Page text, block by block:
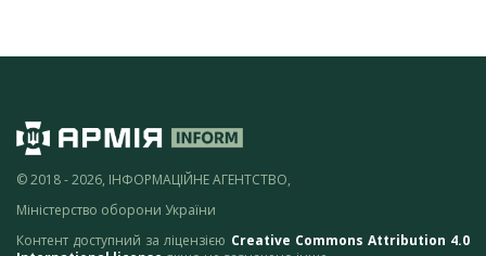
© 2018 - 2026, ІНФОРМАЦІЙНЕ АГЕНТСТВО,
Міністерство оборони України
Контент доступний за ліцензією Creative Commons Attribution 4.0